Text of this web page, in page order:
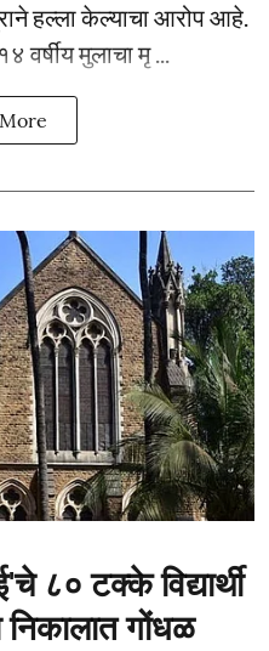
हल्ला केल्याचा आरोप आहे.
वर्षीय मुलाचा मृ ...
टक्के विद्यार्थी
निकालात गोंधळ